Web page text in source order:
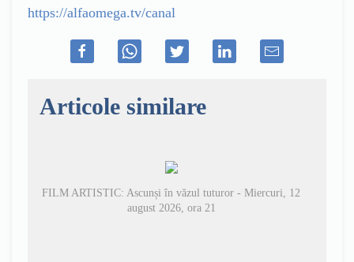
https://alfaomega.tv/canal
Articole similare
FILM ARTISTIC: Ascunși în văzul tuturor - Miercuri, 12
august 2026, ora 21